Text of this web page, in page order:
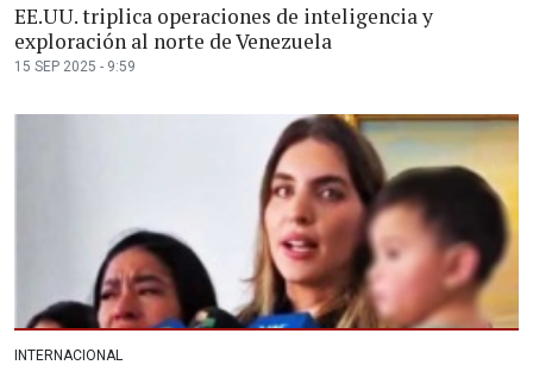
EE.UU. triplica operaciones de inteligencia y
exploración al norte de Venezuela
15 SEP 2025 - 9:59
INTERNACIONAL